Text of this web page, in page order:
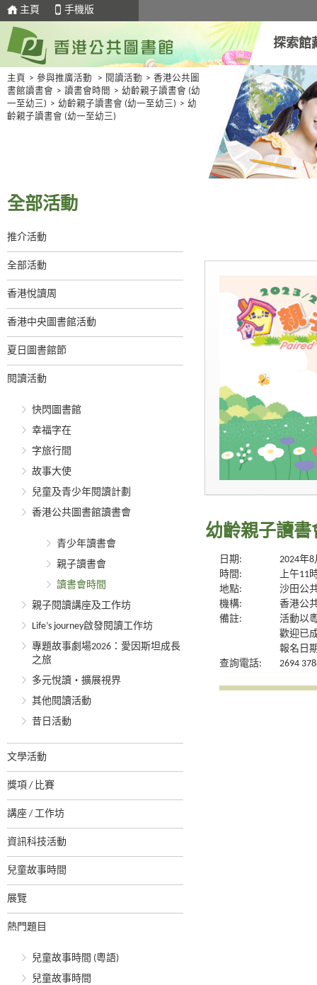
主頁 手機版
探索館
主頁 > 參與推廣活動 > 閱讀活動 > 香港公共圖
書館讀書會 > 讀書會時間 > 幼齡親子讀書會 (幼
一至幼三) > 幼齡親子讀書會 (幼一至幼三) > 幼
齡親子讀書會 (幼一至幼三)
全部活動
推介活動
全部活動
香港悅讀周
香港中央圖書館活動
夏日圖書館節
閱讀活動
快閃圖書館
幸福字在
字旅行間
故事大使
兒童及青少年閱讀計劃
香港公共圖書館讀書會
青少年讀書會
親子讀書會
讀書會時間
親子閱讀講座及工作坊
Life’s journey啟發閱讀工作坊
專題故事劇場2026：愛因斯坦成長
之旅
多元悅讀‧擴展視界
其他閱讀活動
昔日活動
文學活動
獎項 / 比賽
講座 / 工作坊
資訊科技活動
兒童故事時間
展覽
熱門題目
兒童故事時間 (粵語)
兒童故事時間
幼齡親子讀書
日期:
2024年
時間:
上午11
地點:
沙田公
機構:
香港公
備註:
活動以
歡迎已
報名日
查詢電話:
2694